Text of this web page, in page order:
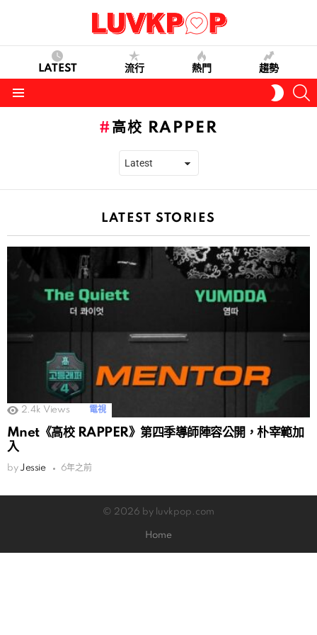
LATEST 流行 熱門 趨勢
SKIN
高校 RAPPER
LATEST STORIES
2.4k Views 電視
Mnet《高校 RAPPER》第四季導師陣容公開，朴宰範加
入
by Jessie 6年之前
© 2026 by luvkpop.com
Home